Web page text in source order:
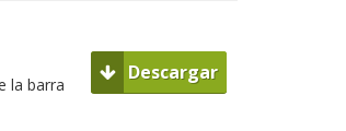
la barra
Descargar